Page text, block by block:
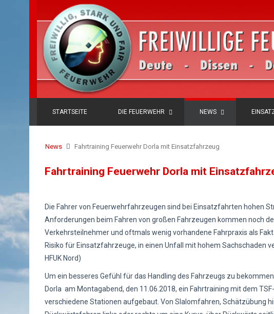
STARTSEITE DIE FEUERWEHR NEWS
News Fahrtraining Feuerwehr Dorla mit Einsatzfahrzeug
Fahrtraining Feuerwehr Dorla mit
Die Fahrer von Feuerwehrfahrzeugen sind bei Einsatzfahrten hohen
Anforderungen beim Fahren von großen Fahrzeugen kommen noch
Verkehrsteilnehmer und oftmals wenig vorhandene Fahrpraxis als
Risiko für Einsatzfahrzeuge, in einen Unfall mit hohem Sachschaden
HFUK Nord)
Um ein besseres Gefühl für das Handling des Fahrzeugs zu
Dorla am Montagabend, den 11.06.2018, ein Fahrtraining mit dem
verschiedene Stationen aufgebaut. Von Slalomfahren, Schätzübung